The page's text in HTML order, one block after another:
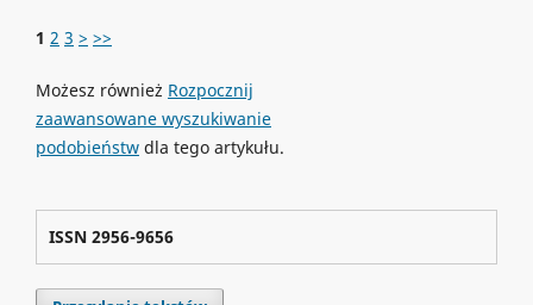
1 2 3 > >>
Możesz również Rozpocznij
zaawansowane wyszukiwanie
podobieństwdla tego artykułu.
ISSN 2956-9656